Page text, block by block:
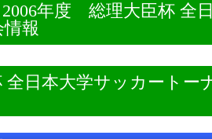
2006年度 総理大臣杯 全
報
全日本大学サッカート